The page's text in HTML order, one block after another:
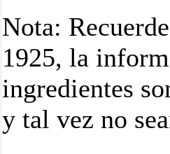
Nota:
1925, la
ingredientes
y tal vez no